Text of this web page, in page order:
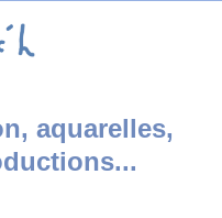
aquarelles,